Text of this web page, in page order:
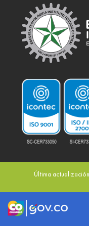
Última
Logo marca Colombia
Logo